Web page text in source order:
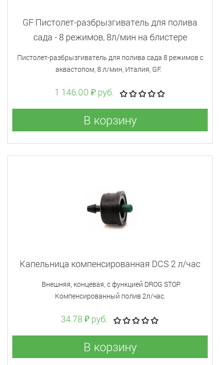
GF Пистолет-разбрызгиватель для полива
сада - 8 режимов, 8л/мин на блистере
Пистолет-разбрызгиватель для полива сада 8 режимов с
аквастопом, 8 л/мин, Италия, GF.
1 146.00 ₽ руб.
В корзину
Капельница компенсированная DCS 2 л/час
Внешняя, концевая, с функцией DROG STOP.
Компенсированный полив 2л/час.
34.78 ₽ руб.
В корзину